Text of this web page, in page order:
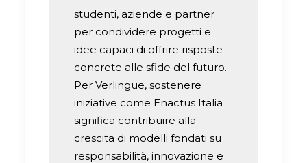
studenti, aziende e partner
per condividere progetti e
idee capaci di offrire risposte
concrete alle sfide del futuro.
Per Verlingue, sostenere
iniziative come Enactus Italia
significa contribuire alla
crescita di modelli fondati su
responsabilità, innovazione e